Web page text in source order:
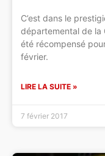
C’est dans le
départemental de la
été récompensé
février.
LIRE LA SUITE »
7 février 2017